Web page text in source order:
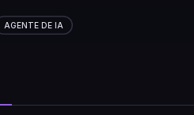
AGENTE DE IA